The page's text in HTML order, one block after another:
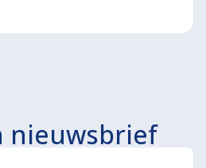
nieuwsbrief